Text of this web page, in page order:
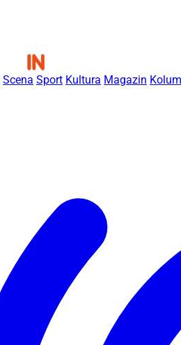
Scena Sport Kultura Magazin